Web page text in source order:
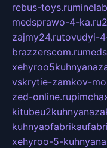
rebus-toys.ru
medsprawo-4-ka.ru
zajmy24.rutovudyi-
brazzerscom.ru
vskrytie-zamkov-
zed-online.ru
xehyroo-5-